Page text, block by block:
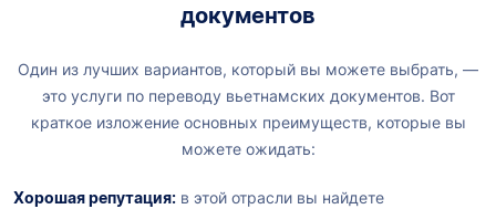
документов
Один из лучших вариантов, который вы можете выбрать, —
это услуги по переводу вьетнамских документов. Вот
краткое изложение основных преимуществ, которые вы
можете ожидать:
Хорошая репутация: в этой отрасли вы найдете